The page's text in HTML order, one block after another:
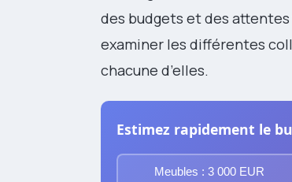
des budgets et des attentes
examiner les différentes
chacune d’elles.
Estimez rapidement le
Meubles : 3 000 EUR